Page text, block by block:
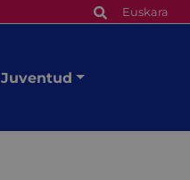
Euskara
Juventud